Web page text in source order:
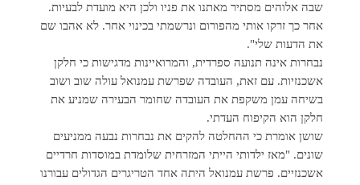
שבה אלוהים מסתיר מאתנו את פניו ולכן היא מועדת לבעיות.
אחר כך זרקו אותי מהפורום ונרשמתי בכינוי אחר. לא אהבו שם
את הדעות שלי".
נבחרות אינה תנועה ספרדית, והמרואיינות מדגישות כי חלקן
אשכנזיות. עם זאת, העובדה שפרשת עמנואל עולה שוב ושוב
בשיחה עמן משקפת את העובדה שחומר הבעירה שמניע את
חלקן הוא הקיפוח העדתי.
שושן אומרת כי ההחלטה להקים את נבחרות נבעה ממניעים
שונים. "מאז ילדותי הייתי המזרחית שלומדת במוסדות חרדיים
אשכנזיים. פרשת עמנואל היתה אחד הטריגרים הגדולים עבורנו